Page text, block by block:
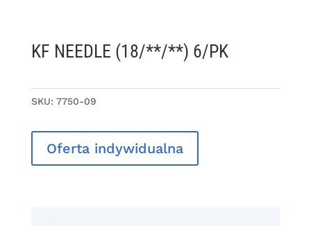
KF NEEDLE (18/**/**) 6/PK
SKU: 7750-09
Oferta indywidualna